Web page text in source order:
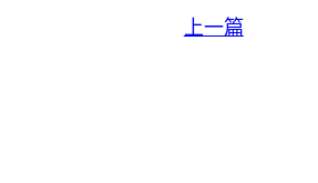
上一篇